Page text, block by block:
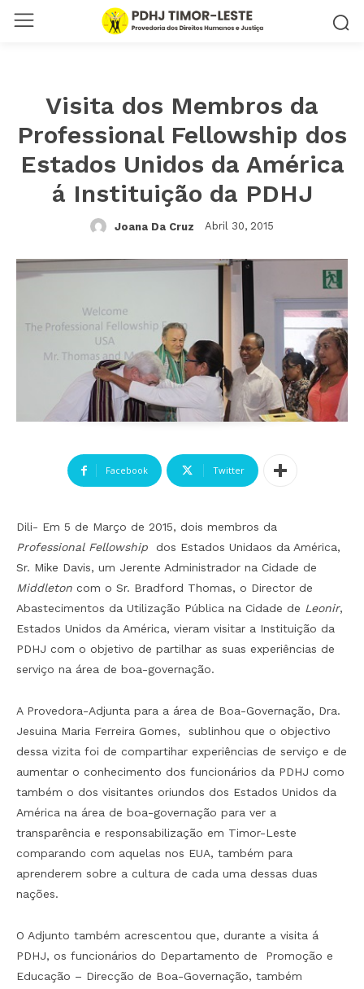
Visita dos Membros da
Professional Fellowship dos
Estados Unidos da América
á Instituição da PDHJ
Joana Da Cruz Abril 30, 2015
Facebook Twitter
Dili- Em 5 de Março de 2015, dois membros da
Professional Fellowship dos Estados Unidaos da América,
Sr. Mike Davis, um Jerente Administrador na Cidade de
Middleton com o Sr. Bradford Thomas, o Director de
Abastecimentos da Utilização Pública na Cidade de Leonir,
Estados Unidos da América, vieram visitar a Instituição da
PDHJ com o objetivo de partilhar as suas experiências de
serviço na área de boa-governação.
A Provedora-Adjunta para a área de Boa-Governação, Dra.
Jesuina Maria Ferreira Gomes, sublinhou que o objectivo
dessa vizita foi de compartihar experiências de serviço e de
aumentar o conhecimento dos funcionários da PDHJ como
também o dos visitantes oriundos dos Estados Unidos da
América na área de boa-governação para ver a
transparência e responsabilização em Timor-Leste
comparando com aquelas nos EUA, também para
aprenderem sobre a cultura de cada uma dessas duas
nações.
O Adjunto também acrescentou que, durante a visita á
PDHJ, os funcionários do Departamento de Promoção e
Educação – Direcção de Boa-Governação, também